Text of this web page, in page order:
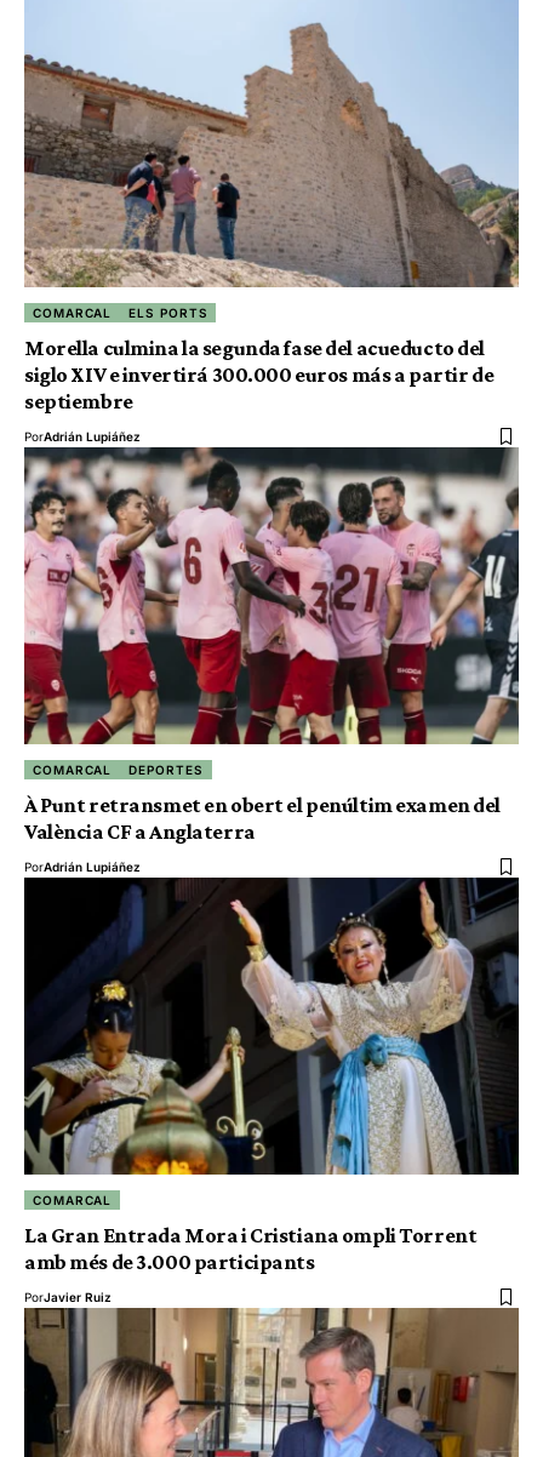
COMARCAL ELS PORTS
Morella culmina la segunda fase del acueducto del
siglo XIV e invertirá 300.000 euros más a partir de
septiembre
PorAdrián Lupiáñez
COMARCAL DEPORTES
À Punt retransmet en obert el penúltim examen del
València CF a Anglaterra
PorAdrián Lupiáñez
COMARCAL
La Gran Entrada Mora i Cristiana ompli Torrent
amb més de 3.000 participants
PorJavier Ruiz